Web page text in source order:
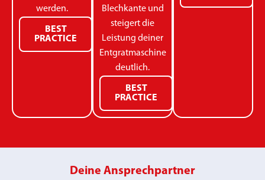
werden.
BEST
PRACTICE
Blechkante und
steigert die
Leistung deiner
Entgratmaschine
deutlich.
BEST
PRACTICE
Deine Ansprechpartner